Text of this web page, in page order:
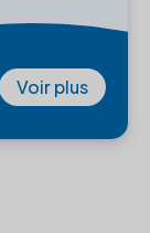
Voir plus